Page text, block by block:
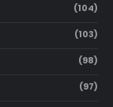
(104)
(103)
(98)
(97)